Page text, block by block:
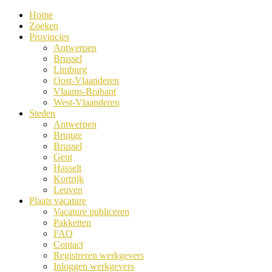
Home
Zoeken
Provincies
Antwerpen
Brussel
Limburg
Oost-Vlaanderen
Vlaams-Brabant
West-Vlaanderen
Steden
Antwerpen
Brugge
Brussel
Gent
Hasselt
Kortrijk
Leuven
Plaats vacature
Vacature publiceren
Pakketten
FAQ
Contact
Registreren werkgevers
Inloggen werkgevers